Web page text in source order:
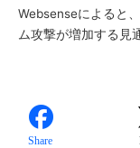
Websenseによると
ム攻撃が増加する見
Share